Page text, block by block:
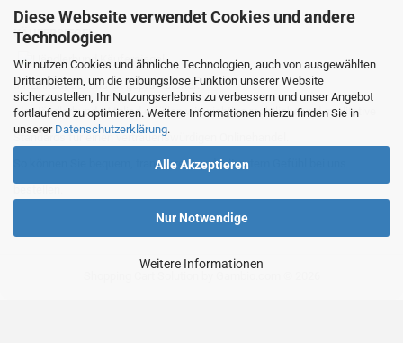
Diese Webseite verwendet Cookies und andere
Technologien
Wir nutzen Cookies und ähnliche Technologien, auch von ausgewählten
Drittanbietern, um die reibungslose Funktion unserer Website
sicherzustellen, Ihr Nutzungserlebnis zu verbessern und unser Angebot
fortlaufend zu optimieren. Weitere Informationen hierzu finden Sie in
unserer Datenschutzerklärung.
Alle Akzeptieren
Nur Notwendige
Weitere Informationen
KÄUFERSIEGEL
Ihr Einkauf bei uns ist geprüft sicher:
Als Händlerbund-Mitglied erfüllen wir wichtige rechtliche und qualitative
Standards für einen vertrauenswürdigen Onlinehandel.
So können Sie bequem, transparent und mit gutem Gefühl bei uns